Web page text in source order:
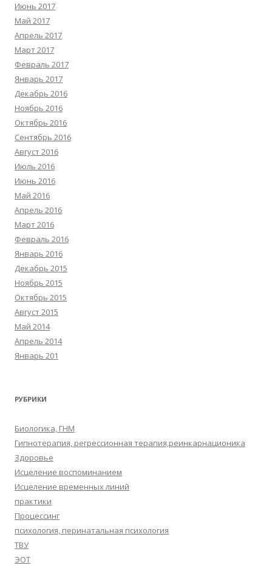
Июнь 2017
Май 2017
Апрель 2017
Март 2017
Февраль 2017
Январь 2017
Декабрь 2016
Ноябрь 2016
Октябрь 2016
Сентябрь 2016
Август 2016
Июль 2016
Июнь 2016
Май 2016
Апрель 2016
Март 2016
Февраль 2016
Январь 2016
Декабрь 2015
Ноябрь 2015
Октябрь 2015
Август 2015
Май 2014
Апрель 2014
Январь 201
РУБРИКИ
Биологика, ГНМ
Гипнотерапия, регрессионная терапия,реинкарнационика
Здоровье
Исцеление воспоминанием
Исцеление временных линий
практики
Процессинг
психология, перинатальная психология
ТВУ
ЭОТ